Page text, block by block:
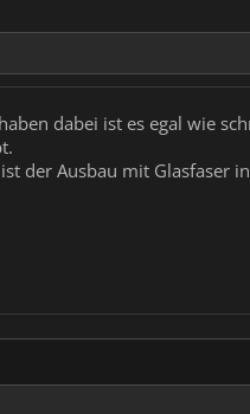
dabei ist es egal wie
der Ausbau mit Glasfaser